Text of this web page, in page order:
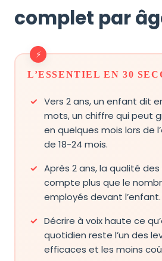
complet par
L’ESSENTIEL EN 30
Vers 2 ans, un enfant dit
mots, un chiffre qui peut
en quelques mois lors de
de 18-24 mois.
Après 2 ans, la qualité
compte plus que le
employés devant l’enfant.
Décrire à voix haute ce
quotidien reste l’un des
efficaces et les moins